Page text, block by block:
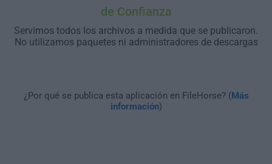
de Confianza
Servimos todos los archivos a medida que se publicaron.
No utilizamos paquetes ni administradores de descargas
¿Por qué se publica esta aplicación en FileHorse? (Más
información)